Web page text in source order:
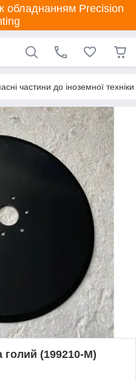
обладнанням Precision
частини до іноземної техніки
(199210-M)